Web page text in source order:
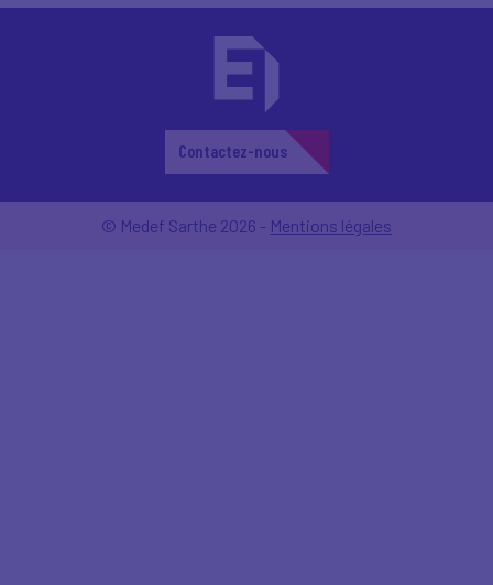
Contactez-nous
© Medef Sarthe 2026 - Mentions légales